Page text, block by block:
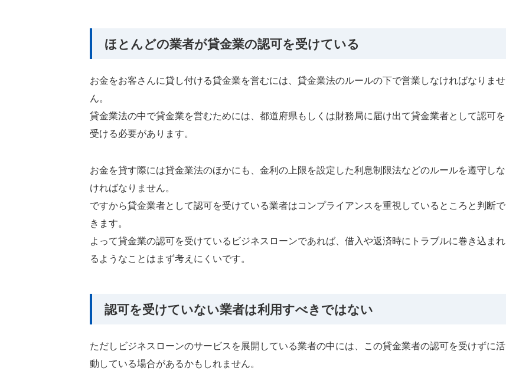
ほとんどの業者が貸金業の認可を受けている
お金をお客さんに貸し付ける貸金業を営むには、貸金業法のルールの下で営業しなければなりませ
ん。
貸金業法の中で貸金業を営むためには、都道府県もしくは財務局に届け出て貸金業者として認可を
受ける必要があります。
お金を貸す際には貸金業法のほかにも、金利の上限を設定した利息制限法などのルールを遵守しな
ければなりません。
ですから貸金業者として認可を受けている業者はコンプライアンスを重視しているところと判断で
きます。
よって貸金業の認可を受けているビジネスローンであれば、借入や返済時にトラブルに巻き込まれ
るようなことはまず考えにくいです。
認可を受けていない業者は利用すべきではない
ただしビジネスローンのサービスを展開している業者の中には、この貸金業者の認可を受けずに活
動している場合があるかもしれません。